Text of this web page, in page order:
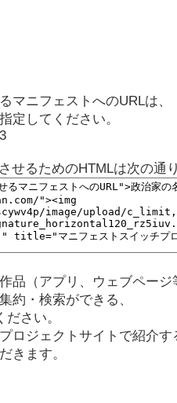
マニフェストへのURLは、
定してください。
せるためのHTMLは次の通り
品（アプリ、ウェブページ
約・検索ができる、
さい。
ロジェクトサイトで紹介す
きます。